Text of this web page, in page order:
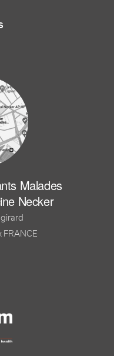
Malades
Necker
FRANCE